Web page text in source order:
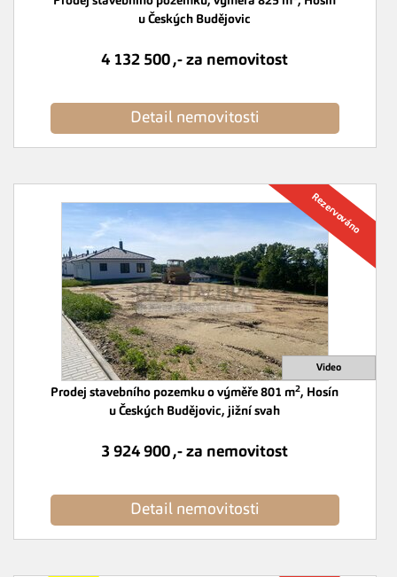
u Českých Budějovic
Detail nemovitosti
4 132 500 ,- za nemovitost
Prodej stavebního pozemku o výměře 801 m2, Hosín
u Českých Budějovic, jižní svah
Detail nemovitosti
3 924 900 ,- za nemovitost